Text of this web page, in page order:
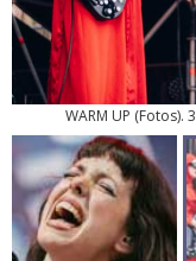
WARM UP (Fotos).